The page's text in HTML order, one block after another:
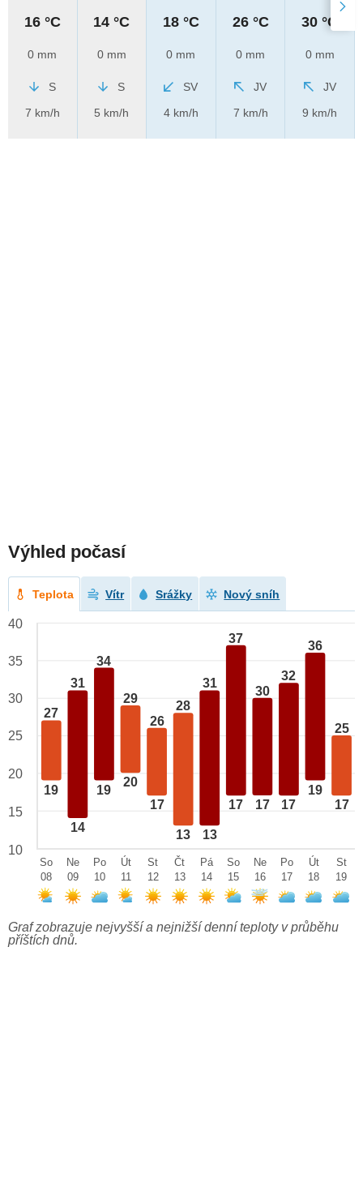
16 °C
0 mm
S
7 km/h
14 °C
0 mm
S
5 km/h
18 °C
0 mm
SV
4 km/h
26 °C
0 mm
JV
7 km/h
30 °C
0 mm
JV
9 km/h
Výhled počasí
Teplota Vítr Srážky Nový sníh
27
19
31
14
34
19
29
20
26
17
28
13
31
13
37
17
30
17
32
17
36
19
25
17
40
35
30
25
20
15
10
So
08
Ne
09
Po
10
Út
11
St
12
Čt
13
Pá
14
So
15
Ne
16
Po
17
Út
18
St
19
Graf zobrazuje nejvyšší a nejnižší denní teploty v průběhu
příštích dnů.